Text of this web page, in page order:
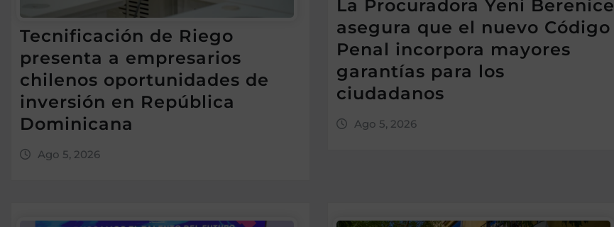
Tecnificación de Riego
presenta a empresarios
chilenos oportunidades de
inversión en República
Dominicana
Ago 5, 2026
La Procuradora Yeni Berenice
asegura que el nuevo Código
Penal incorpora mayores
garantías para los
ciudadanos
Ago 5, 2026